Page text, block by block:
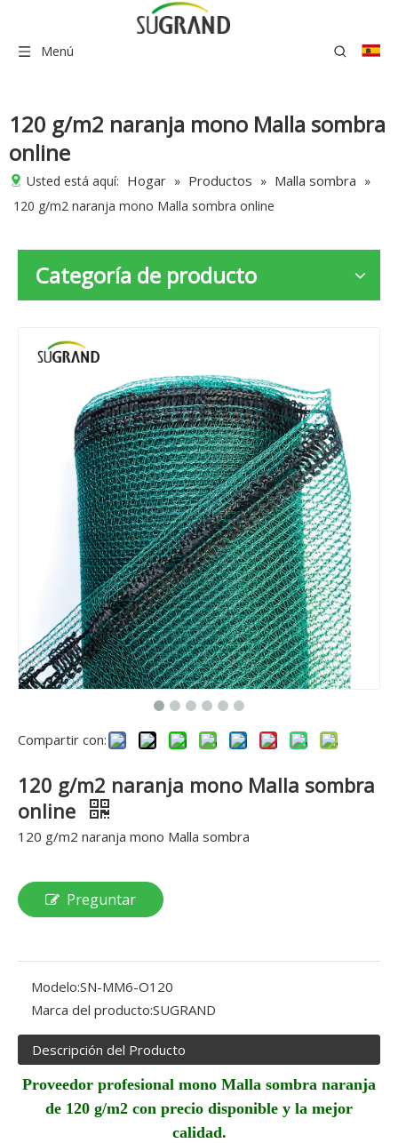
Menú
120 g/m2 naranja mono Malla sombra
online
Usted está aquí: Hogar » Productos » Malla sombra »
120 g/m2 naranja mono Malla sombra online
Categoría de producto
Compartir con:
120 g/m2 naranja mono Malla sombra
online
120 g/m2 naranja mono Malla sombra
Preguntar
Modelo:SN-MM6-O120
Marca del producto:SUGRAND
Descripción del Producto
Proveedor profesional mono Malla sombra naranja
de 120 g/m2 con precio disponible y la mejor
calidad.